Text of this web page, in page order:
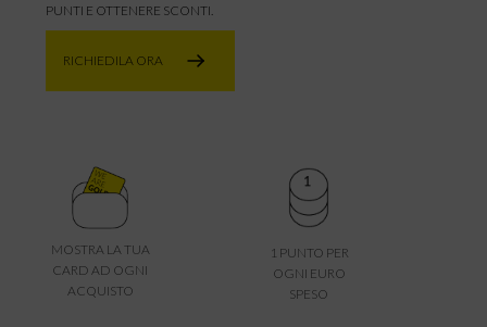
PUNTI E OTTENERE SCONTI.
RICHIEDILA ORA
MOSTRA LA TUA
CARD AD OGNI
ACQUISTO
1 PUNTO PER
OGNI EURO
SPESO